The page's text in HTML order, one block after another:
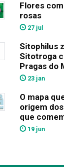
Flores
rosas
27 jul
Sitophilus
Sitotroga
Pragas do
23 jan
O mapa
origem
que
19 jun